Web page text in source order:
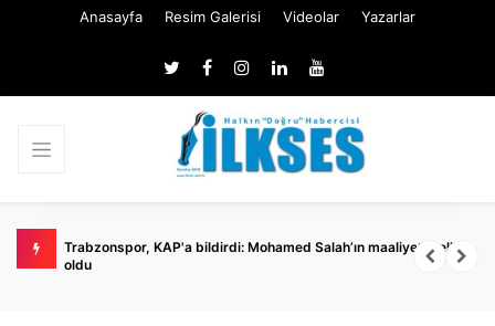
Anasayfa Resim Galerisi Videolar Yazarlar
Mohamed Salah’ın maaliyeti belli
Ertuğrul Özkök hakkında